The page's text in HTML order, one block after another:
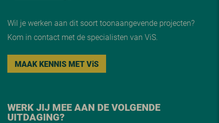
Wil je werken aan dit soort toonaangevende projecten?
Kom in contact met de specialisten van ViS.
MAAK KENNIS MET ViS
WERK JIJ MEE AAN DE VOLGENDE
UITDAGING?